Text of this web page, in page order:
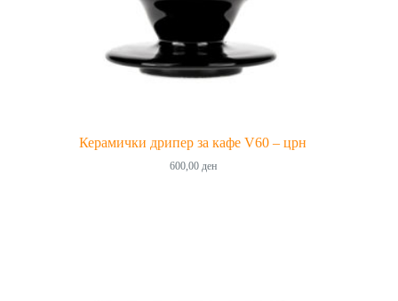
Керамички дрипер за кафе V60 – црн
600,00 ден